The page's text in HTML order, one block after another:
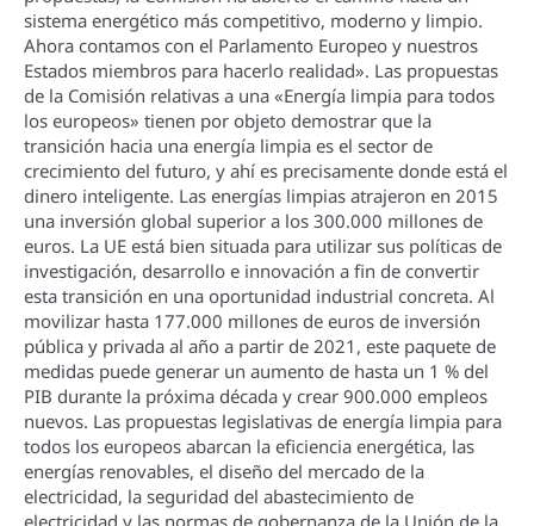
sistema energético más competitivo, moderno y limpio.
Ahora contamos con el Parlamento Europeo y nuestros
Estados miembros para hacerlo realidad». Las propuestas
de la Comisión relativas a una «Energí­a limpia para todos
los europeos» tienen por objeto demostrar que la
transición hacia una energí­a limpia es el sector de
crecimiento del futuro, y ahí­ es precisamente donde está el
dinero inteligente. Las energí­as limpias atrajeron en 2015
una inversión global superior a los 300.000 millones de
euros. La UE está bien situada para utilizar sus polí­ticas de
investigación, desarrollo e innovación a fin de convertir
esta transición en una oportunidad industrial concreta. Al
movilizar hasta 177.000 millones de euros de inversión
pública y privada al año a partir de 2021, este paquete de
medidas puede generar un aumento de hasta un 1 % del
PIB durante la próxima década y crear 900.000 empleos
nuevos. Las propuestas legislativas de energí­a limpia para
todos los europeos abarcan la eficiencia energética, las
energí­as renovables, el diseño del mercado de la
electricidad, la seguridad del abastecimiento de
electricidad y las normas de gobernanza de la Unión de la